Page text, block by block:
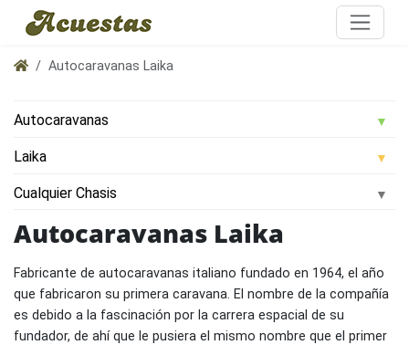
Autocaravanas Laika
Autocaravanas Laika
Fabricante de autocaravanas italiano fundado en 1964, el año
que fabricaron su primera caravana. El nombre de la compañía
es debido a la fascinación por la carrera espacial de su
fundador, de ahí que le pusiera el mismo nombre que el primer